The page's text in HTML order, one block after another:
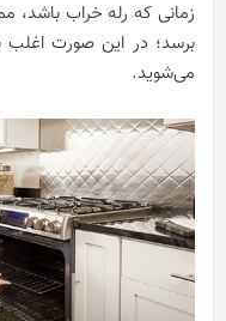
زمانی که رله خراب
برسد؛ در این صورت
می‌شوید.